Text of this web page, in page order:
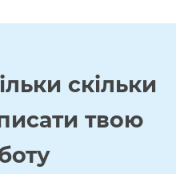
скільки
твою